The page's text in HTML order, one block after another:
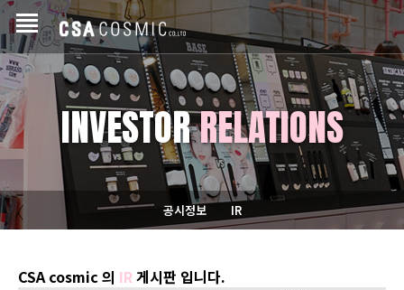
INVESTORRELATIONS
공시정보 IR
CSA cosmic 의 IR게시판 입니다.